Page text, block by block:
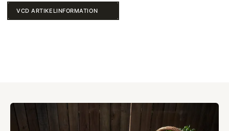
VCD ARTIKELINFORMATION